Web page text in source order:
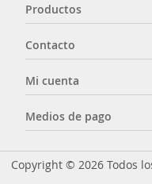
Productos
Contacto
Mi cuenta
Medios de pago
Copyright © 2026 Todos